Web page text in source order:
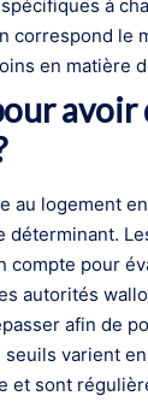
à
correspond le
en matière
avoir
au logement
déterminant.
compte pour
autorités
afin de
seuils varient
et sont